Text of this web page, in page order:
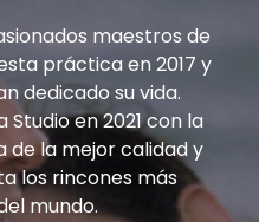
maestros de
práctica en 2017 y
dedicado su vida.
Studio en 2021 con la
de la mejor calidad y
los rincones más
mundo.